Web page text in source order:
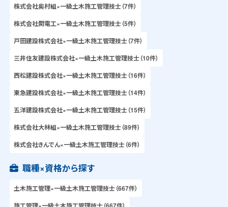
株式会社奥村組×一級土木施工管理技士（7件）
株式会社関電工×一級土木施工管理技士（5件）
戸田建設株式会社×一級土木施工管理技士（7件）
三井住友建設株式会社×一級土木施工管理技士（10件）
西松建設株式会社×一級土木施工管理技士（16件）
東急建設株式会社×一級土木施工管理技士（14件）
五洋建設株式会社×一級土木施工管理技士（15件）
株式会社大林組×一級土木施工管理技士（89件）
株式会社きんでん×一級土木施工管理技士（6件）
職種×資格から探す
土木施工管理×一級土木施工管理技士（667件）